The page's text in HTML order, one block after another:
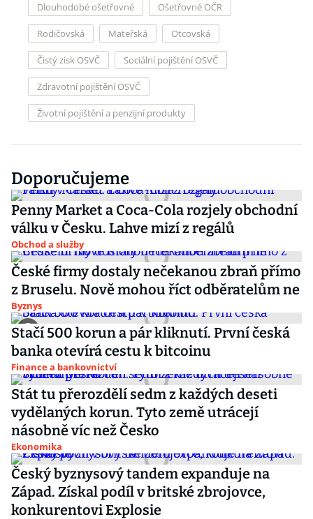
Dlouhodobé ošetřovné Ošetřovné OČR
Rodičovská Mateřská Otcovská
Čistý zisk OSVČ Sociální pojištění OSVČ
Zdravotní pojištění OSVČ
Životní pojištění a penzijní produkty
Doporučujeme
Penny Market a Coca-Cola rozjely obchodní
válku v Česku. Lahve mizí z regálů
Obchod a služby
České firmy dostaly nečekanou zbraň přímo
z Bruselu. Nově mohou říct odběratelům ne
Byznys
Stačí 500 korun a pár kliknutí. První česká
banka otevírá cestu k bitcoinu
Finance a bankovnictví
Stát tu přerozdělí sedm z každých deseti
vydělaných korun. Tyto země utrácejí
násobně víc než Česko
Ekonomika
Český byznysový tandem expanduje na
Západ. Získal podíl v britské zbrojovce,
konkurentovi Explosie